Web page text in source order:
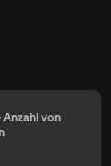
von